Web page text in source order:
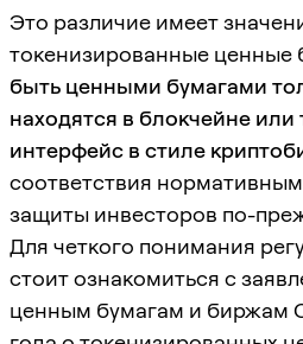
Это различие имеет
токенизированные ценные
быть ценными бумагами
находятся в блокчейне или
интерфейс в стиле
соответствия
защиты инвесторов по-
Для четкого понимания
стоит ознакомиться с
ценным бумагам и биржам